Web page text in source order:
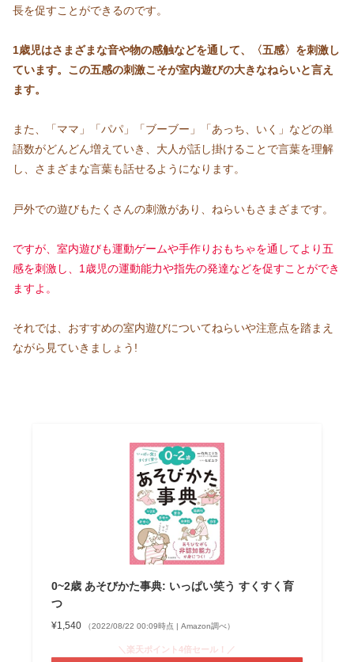
長を促すことができるのです。
1歳児はさまざまな音や物の感触などを通して、〈五感〉を刺激し
ています。 この五感の刺激こそが室内遊びの大きなねらいと言え
ます。
また、「ママ」「パパ」「ブーブー」「あっち、いく」などの単
語数がどんどん増えていき、大人が話し掛けることで言葉を理解
し、さまざまな言葉も話せるようになります。
戸外での遊びもたくさんの刺激があり、ねらいもさまざまです。
ですが、室内遊びも運動ゲームや手作りおもちゃを通してより五
感を刺激し、1歳児の運動能力や指先の発達などを促すことができ
ますよ。
それでは、おすすめの室内遊びについてねらいや注意点を踏まえ
ながら見ていきましょう!
0~2歳 あそびかた事典: いっぱい笑う すくすく育
つ
¥1,540 （2022/08/22 00:09時点 | Amazon調べ）
＼楽天ポイント4倍セール！／